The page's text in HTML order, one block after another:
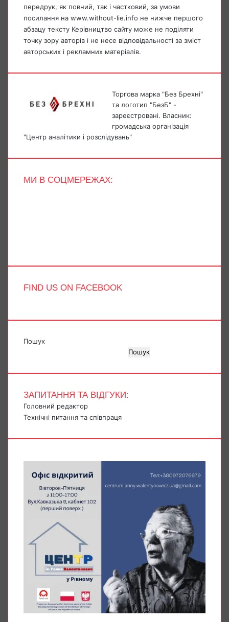
передрук, як повний, так і частковий, за умови
посилання на www.without-lie.info не нижче першого
абзацу тексту Керівництво сайту може не поділяти
точку зору авторів і не несе відповідальності за зміст
авторських і рекламних матеріалів.
Торгова марка "Без Брехні"
та логотип "БезБ" -
зареєстровані. Власник:
громадська організація
"Центр аналітики і розслідувань"
МИ В СОЦМЕРЕЖАХ:
FIND US ON FACEBOOK
Пошук
Пошук
ЗАПИТАННЯ ТА ВІДГУКИ:
Головний редактор
Технічні питання та співпраця